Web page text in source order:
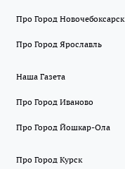
Про Город Новочебоксарск
Про Город Ярославль
Наша Газета
Про Город Иваново
Про Город Йошкар-Ола
Про Город Курск